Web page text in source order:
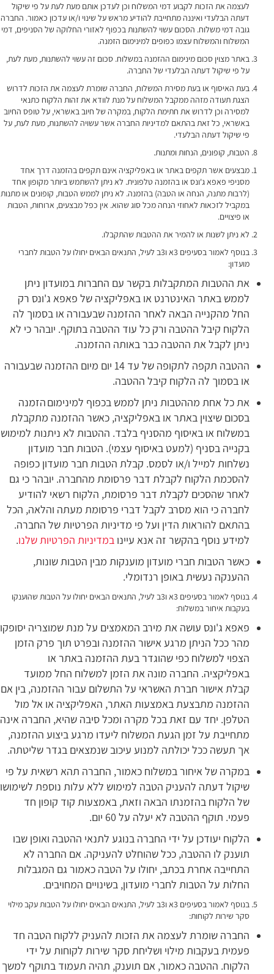
לעצמה את הזכות לקבוע דמי המשלוח וכן לעדכן אותם מעת לעת על פי שיקול
דעתה הבלעדי ואיננה מתחייבת להודיע מראש על שינוי ו/או עדכון כאמור. החברה
גובה דמי משלוח. הסכום עשוי להשתנות בכפוף לאזורי החלוקה של הסניפים, דמי
המשלוח והמשלוח עצמו כפופים למינימום הזמנה.
באתר מצוין סכום מינימום ההזמנה במשלוח. סכום זה עשוי להשתנות, מעת לעת,
על פי שיקול דעתה הבלעדי של החברה.
בעת האיסוף או בעת מסירת המשלוח, החברה שומרת לעצמה את הזכות לדרוש
הצגת תעודה מזהה ממקבל המשלוח על מנת לוודא את זהות הלקוח כתנאי
למסירה וכן לדרוש את חתימת הלקוח, במקרה של חיוב באשראי, על טופס החיוב
באשראי, כל זאת בהתאם למדיניות החברה אשר עשויה להשתנות, מעת לעת, על
פי שיקול דעתה הבלעדי.
הטבות, קופונים, הנחות ומתנות.
מבצעים אשר תקפים באתר או באפליקציה אינם תקפים בהזמנה דרך אחד
מסניפי פאפא ג'ונס או בהזמנה טלפונית. לא ניתן להשתמש ביותר מקופון אחד
(לרבות מתנה, הנחה או הטבה) בהזמנה. לא ניתן לממש הטבות, קופונים או מתנות
במקביל לזכאות לאחוזי הנחה מכל סוג שהוא. אין כפל מבצעים, ארוחות, הטבות
או פיצויים.
לא ניתן לשנות או להמיר את ההטבות שהתקבלו.
בנוסף לאמור בסעיפים 3א ו3ב לעיל, התנאים הבאים יחולו על הטבות לחברי
מועדון:
את ההטבות המתקבלות בקשר עם החברות במועדון ניתן
לממש באתר האינטרנט או באפליקציה של פאפא ג'ונס רק
החל מהקנייה הבאה לאחר ההזמנה שבעבורה או בסמוך לה
הלקוח קיבל ההטבה ורק כל עוד ההטבה בתוקף. יובהר כי לא
ניתן לקבל את ההטבה כבר באותה ההזמנה.
ההטבה תקפה לתקופה של עד 14 יום מיום ההזמנה שבעבורה
או בסמוך לה הלקוח קיבל ההטבה.
את כל אחת מההטבות ניתן לממש בכפוף למינימום הזמנה
בסכום שיצוין באתר או באפליקציה, כאשר ההזמנה מתקבלת
במשלוח או באיסוף מהסניף בלבד. ההטבות לא ניתנות למימוש
בקנייה בסניף (למעט באיסוף עצמי). הטבות חבר מועדון
נשלחות למייל ו/או לסמס. קבלת הטבות חבר מועדון כפופה
להסכמת הלקוח לקבלת דבר פרסומת מהחברה. יובהר כי גם
לאחר שהסכים לקבלת דבר פרסומת, הלקוח רשאי להודיע
לחברה כי הוא מסרב לקבל דברי פרסומת מעתה והלאה, הכל
בהתאם להוראות הדין ועל פי מדיניות הפרטיות של החברה.
למידע נוסף בהקשר זה אנא עיינו במדיניות הפרטיות שלנו.
כאשר הטבות חברי מועדון מוענקות מבין הטבות שונות,
ההענקה נעשית באופן רנדומלי.
בנוסף לאמור בסעיפים 3א ו3ב לעיל, התנאים הבאים יחולו על הטבות שהוענקו
בעקבות איחור במשלוח:
פאפא ג'ונס עושה את מירב המאמצים על מנת שמוצריה יסופקו
מהר ככל הניתן מרגע אישור ההזמנה ובפרט תוך פרק הזמן
הצפוי למשלוח כפי שהוגדר בעת ההזמנה באתר או
באפליקציה. החברה מונה את הזמן למשלוח החל ממועד
קבלת אישור חברת האשראי על התשלום עבור ההזמנה, בין אם
ההזמנה מתבצעת באמצעות האתר, האפליקציה או אל מול
הטלפן. יחד עם זאת בכל מקרה ומכל סיבה שהיא, החברה אינה
מתחייבת על זמן הגעת המשלוח ליעדו מרגע ביצוע ההזמנה,
אך תעשה ככל יכולתה למנוע עיכוב שנמצאים בגדר שליטתה.
במקרה של איחור במשלוח כאמור, החברה תהא רשאית על פי
שיקול דעתה להעניק הטבה למימוש ללא עלות נוספת לשימושו
של הלקוח בהזמנתו הבאה וזאת, באמצעות קוד קופון חד
פעמי. תוקף ההטבה לא יעלה על 60 יום.
הלקוח יעודכן על ידי החברה בנוגע לתנאי ההטבה ואופן שבו
תוענק לו ההטבה, ככל שהוחלט להעניקה. אם החברה לא
התחייבה אחרת בכתב, יחולו על הטבה כאמור גם המגבלות
החלות על הטבות לחברי מועדון, בשינויים המחויבים.
בנוסף לאמור בסעיפים 3א ו3ב לעיל, התנאים הבאים יחולו על הטבות עקב מילוי
סקר שירות לקוחות:
החברה שומרת לעצמה את הזכות להעניק ללקוח הטבה חד
פעמית בעקבות מילוי ושליחת סקר שירות לקוחות על ידי
הלקוח. ההטבה כאמור, אם תוענק, תהיה תעמוד בתוקף למשך